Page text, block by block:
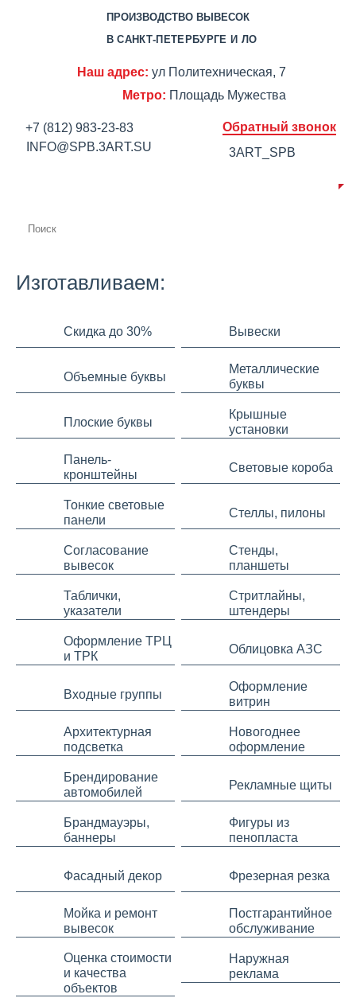
ПРОИЗВОДСТВО ВЫВЕСОК
В САНКТ-ПЕТЕРБУРГЕ И ЛО
Наш адрес: ул Политехническая, 7
Метро: Площадь Мужества
+7 (812) 983-23-83
INFO@SPB.3ART.SU
Обратный звонок
3ART_SPB
Изготавливаем:
Скидка до 30% Вывески
Объемные буквы
Металлические
буквы
Плоские буквы
Крышные
установки
Панель-
кронштейны
Световые короба
Тонкие световые
панели
Стеллы, пилоны
Согласование
вывесок
Стенды,
планшеты
Таблички,
указатели
Стритлайны,
штендеры
Оформление ТРЦ
и ТРК
Облицовка АЗС
Входные группы
Оформление
витрин
Архитектурная
подсветка
Новогоднее
оформление
Брендирование
автомобилей
Рекламные щиты
Брандмауэры,
баннеры
Фигуры из
пенопласта
Фасадный декор Фрезерная резка
Мойка и ремонт
вывесок
Постгарантийное
обслуживание
Оценка стоимости
и качества
объектов
Наружная
реклама